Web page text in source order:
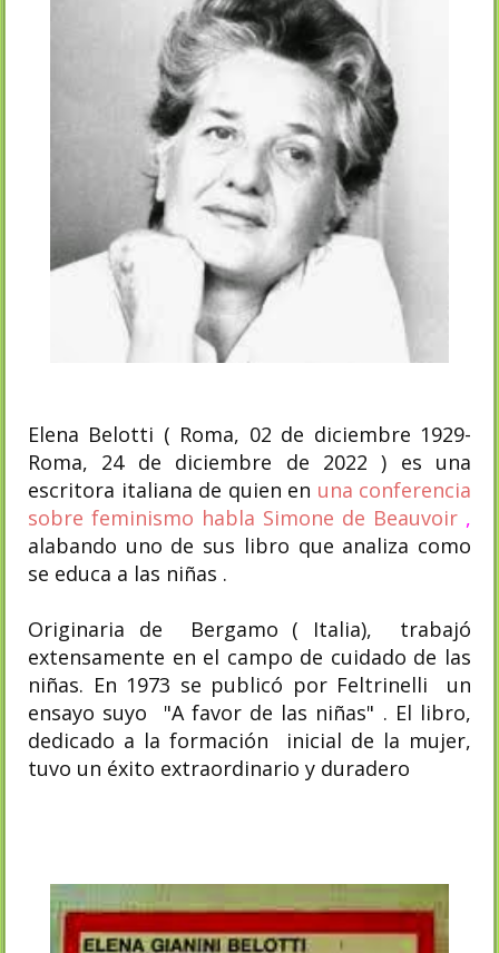
Elena Belotti ( Roma, 02 de diciembre 1929-
Roma, 24 de diciembre de 2022 ) es una
escritora italiana de quien en una conferencia
sobre feminismo habla Simone de Beauvoir ,
alabando uno de sus libro que analiza como
se educa a las niñas .
Originaria de Bergamo ( Italia), trabajó
extensamente en el campo de cuidado de las
niñas. En 1973 se publicó por Feltrinelli un
ensayo suyo "A favor de las niñas" . El libro,
dedicado a la formación inicial de la mujer,
tuvo un éxito extraordinario y duradero